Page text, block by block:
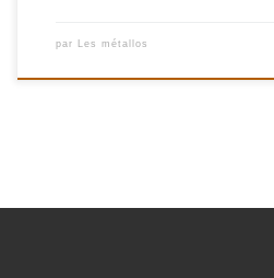
par Les métallos